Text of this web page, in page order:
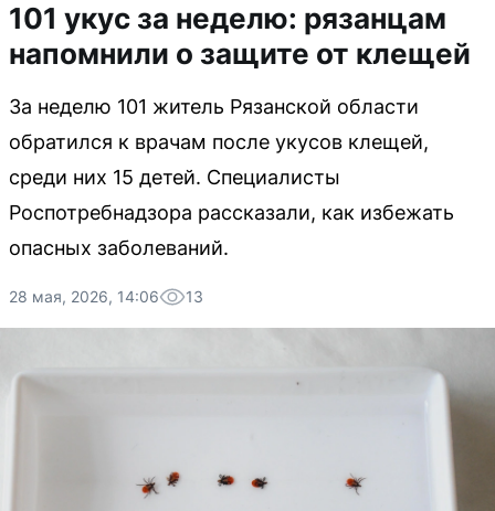
101 укус за неделю: рязанцам
напомнили о защите от клещей
За неделю 101 житель Рязанской области
обратился к врачам после укусов клещей,
среди них 15 детей. Специалисты
Роспотребнадзора рассказали, как избежать
опасных заболеваний.
28 мая, 2026, 14:06 13